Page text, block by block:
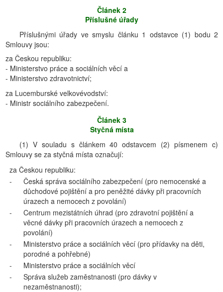
Článek 2
Příslušné úřady
Příslušnými úřady ve smyslu článku 1 odstavce (1) bodu 2
Smlouvy jsou:
za Českou republiku:
- Ministerstvo práce a sociálních věcí a
- Ministerstvo zdravotnictví;
za Lucemburské velkovévodství:
- Ministr sociálního zabezpečení.
Článek 3
Styčná místa
(1) V souladu s článkem 40 odstavcem (2) písmenem c)
Smlouvy se za styčná místa označují:
za Českou republiku:
-
Česká správa sociálního zabezpečení (pro nemocenské a
důchodové pojištění a pro peněžité dávky při pracovních
úrazech a nemocech z povolání)
-
Centrum mezistátních úhrad (pro zdravotní pojištění a
věcné dávky při pracovních úrazech a nemocech z
povolání)
-
Ministerstvo práce a sociálních věcí (pro přídavky na děti,
porodné a pohřebné)
-
Ministerstvo práce a sociálních věcí
-
Správa služeb zaměstnanosti (pro dávky v
nezaměstnanosti);